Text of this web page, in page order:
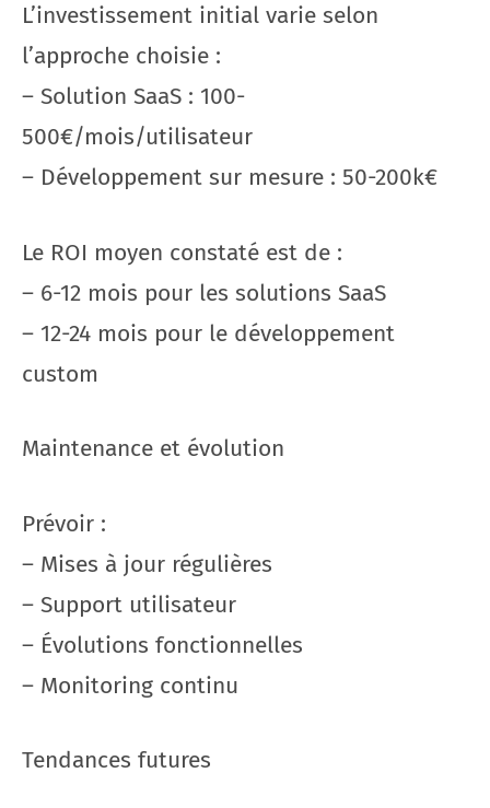
L’investissement initial varie selon
l’approche choisie :
– Solution SaaS : 100-
500€/mois/utilisateur
– Développement sur mesure : 50-200k€
Le ROI moyen constaté est de :
– 6-12 mois pour les solutions SaaS
– 12-24 mois pour le développement
custom
Maintenance et évolution
Prévoir :
– Mises à jour régulières
– Support utilisateur
– Évolutions fonctionnelles
– Monitoring continu
Tendances futures